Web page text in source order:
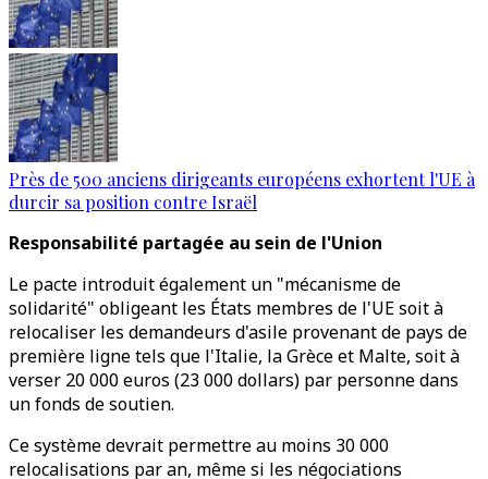
Près de 500 anciens dirigeants européens exhortent l'UE à
durcir sa position contre Israël
Responsabilité partagée au sein de l'Union
Le pacte introduit également un "mécanisme de
solidarité" obligeant les États membres de l'UE soit à
relocaliser les demandeurs d'asile provenant de pays de
première ligne tels que l'Italie, la Grèce et Malte, soit à
verser 20 000 euros (23 000 dollars) par personne dans
un fonds de soutien.
Ce système devrait permettre au moins 30 000
relocalisations par an, même si les négociations